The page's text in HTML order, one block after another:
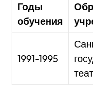
Годы
обучения
1991-1995